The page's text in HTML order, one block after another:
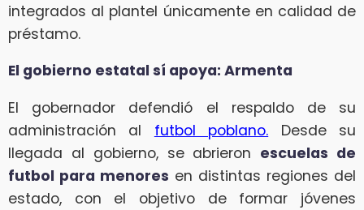
integrados al plantel únicamente en calidad de
préstamo.
El gobierno estatal sí apoya: Armenta
El gobernador defendió el respaldo de su
administración al futbol poblano. Desde su
llegada al gobierno, se abrieron escuelas de
futbol para menores en distintas regiones del
estado, con el objetivo de formar jóvenes